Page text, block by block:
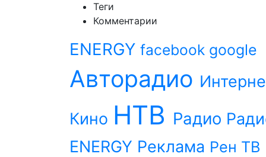
Теги
Комментарии
ENERGY facebook google
Авторадио
Кино НТВ Радио
ENERGY Реклама Рен ТВ